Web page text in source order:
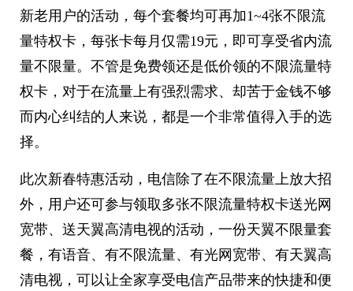
新老用户的活动，每个套餐均可再加1~4张不限流
量特权卡，每张卡每月仅需19元，即可享受省内流
量不限量。不管是免费领还是低价领的不限流量特
权卡，对于在流量上有强烈需求、却苦于金钱不够
而内心纠结的人来说，都是一个非常值得入手的选
择。
此次新春特惠活动，电信除了在不限流量上放大招
外，用户还可参与领取多张不限流量特权卡送光网
宽带、送天翼高清电视的活动，一份天翼不限量套
餐，有语音、有不限流量、有光网宽带、有天翼高
清电视，可以让全家享受电信产品带来的快捷和便